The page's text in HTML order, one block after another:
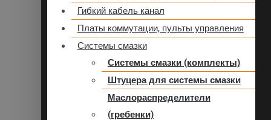
Гибкий кабель канал
Платы коммутации, пульты управления
Системы смазки
Системы смазки (комплекты)
Штуцера для системы смазки
Маслораспределители
(гребенки)